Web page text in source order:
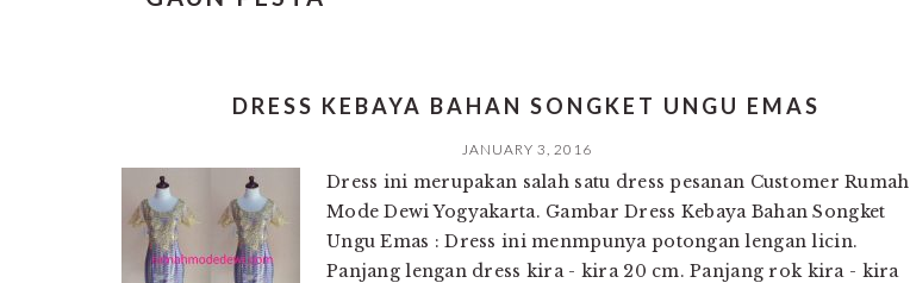
DRESS KEBAYA BAHAN SONGKET UNGU EMAS
JANUARY 3, 2016
Dress ini merupakan salah satu dress pesanan Customer Rumah
Mode Dewi Yogyakarta. Gambar Dress Kebaya Bahan Songket
Ungu Emas : Dress ini menmpunya potongan lengan licin.
Panjang lengan dress kira - kira 20 cm. Panjang rok kira - kira